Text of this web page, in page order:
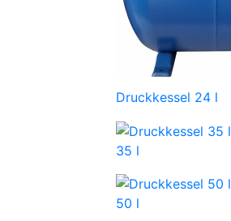
Druckkessel 24 l
35 l
50 l